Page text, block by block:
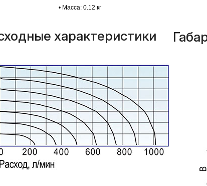
• Масса: 0.12 кг
характеристики